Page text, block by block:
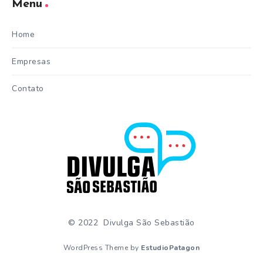
Menu
Home
Empresas
Contato
© 2022 Divulga São Sebastião
WordPress Theme by EstudioPatagon